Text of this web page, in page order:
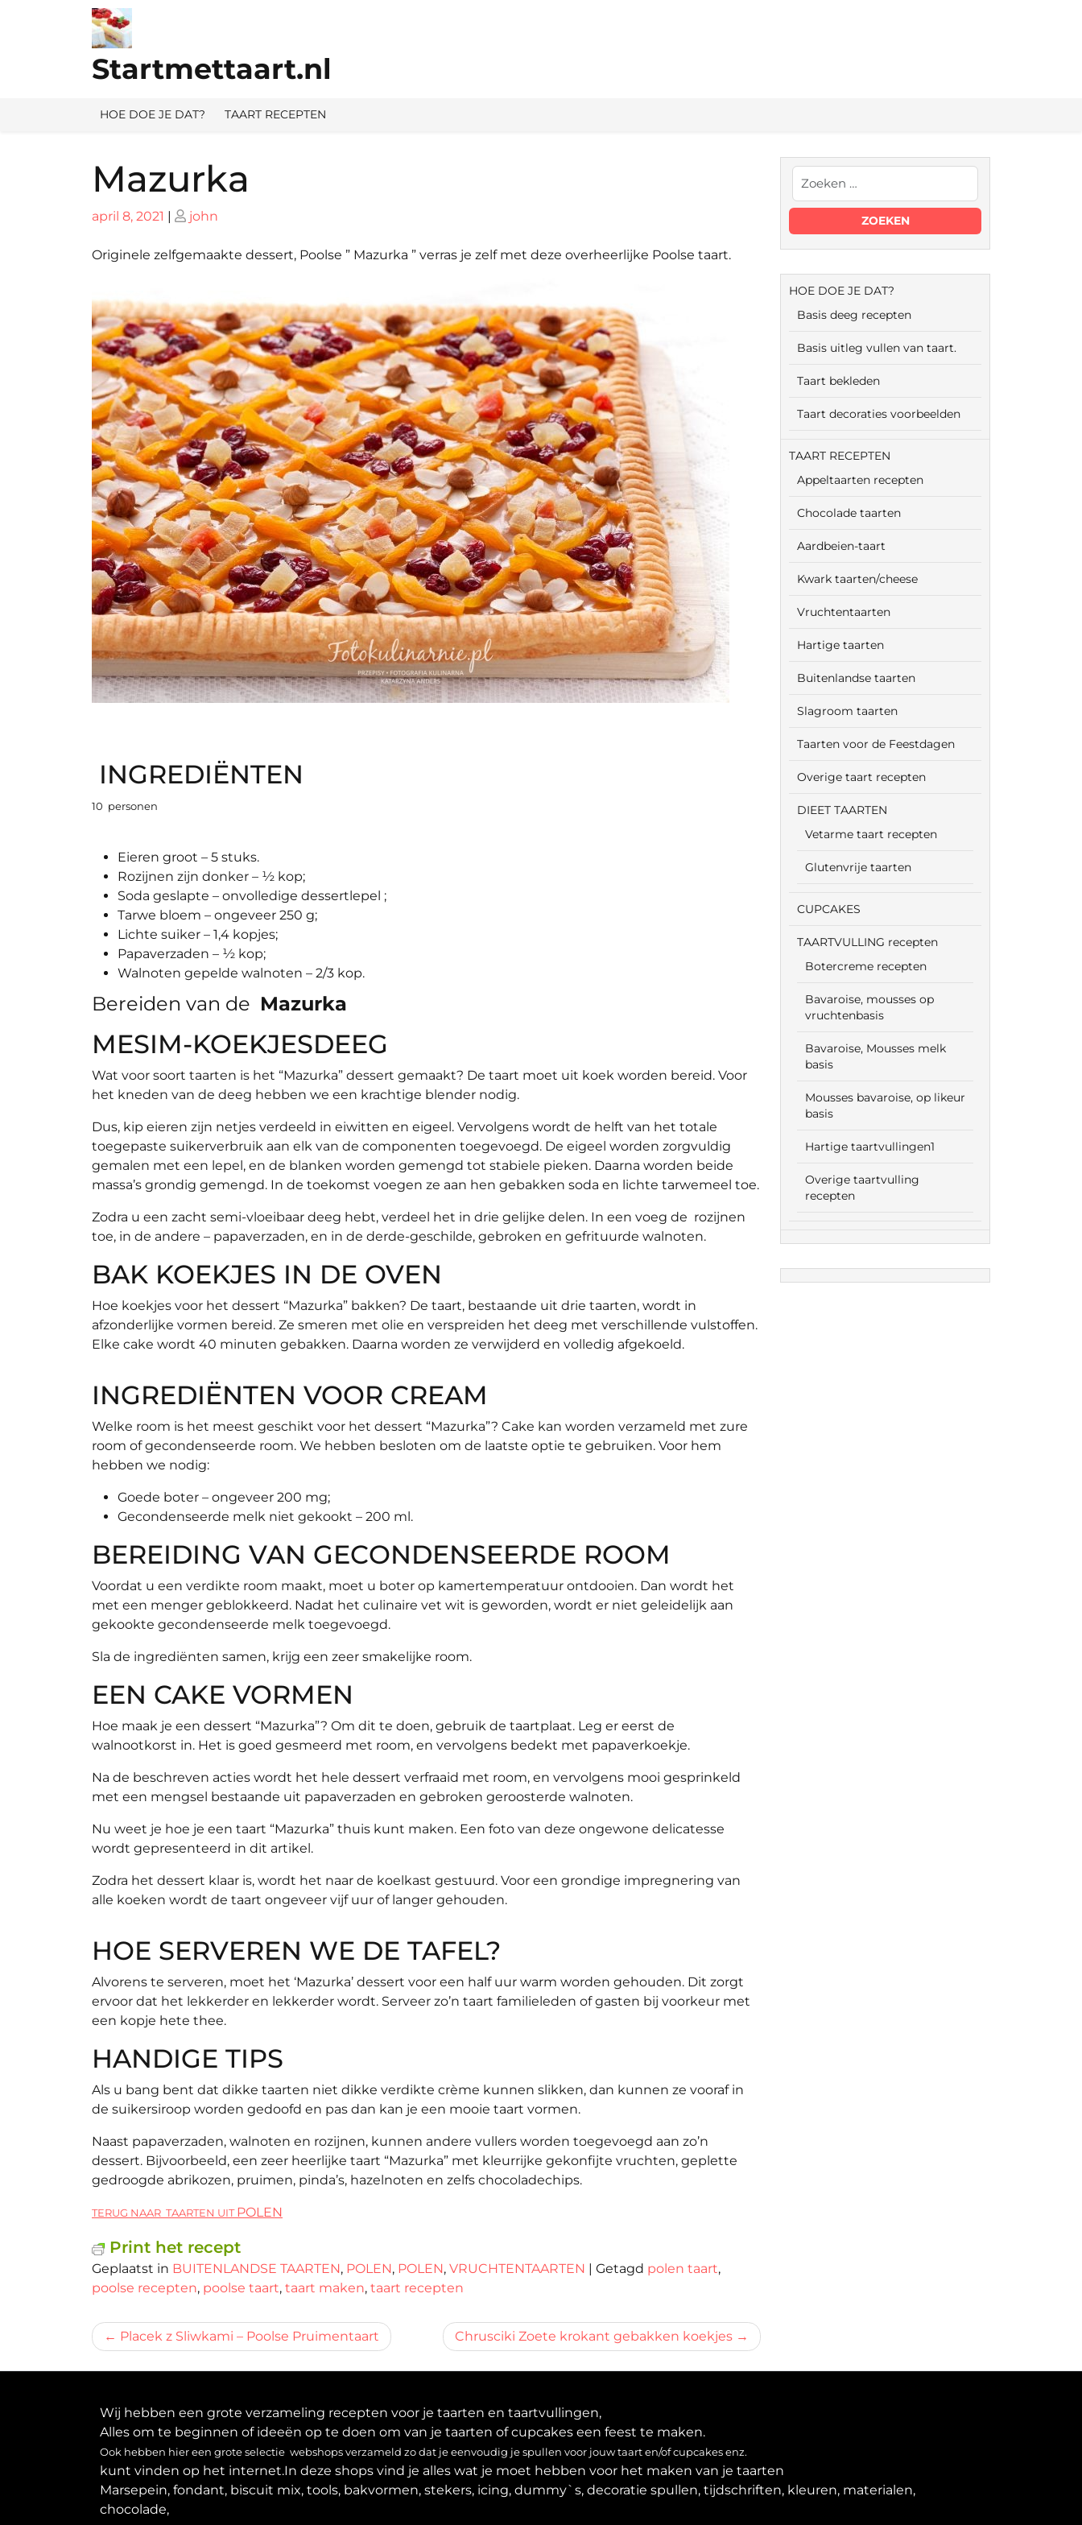
Startmettaart.nl
HOE DOE JE DAT? TAART RECEPTEN
Mazurka
Geplaatst
april 8, 2021 | Geplaatst
john
Originele zelfgemaakte dessert, Poolse ” Mazurka ” verras je zelf met deze overheerlijke Poolse taart.
INGREDIËNTEN
10 personen
Eieren groot – 5 stuks.
Rozijnen zijn donker – ½ kop;
Soda geslapte – onvolledige dessertlepel ;
Tarwe bloem – ongeveer 250 g;
Lichte suiker – 1,4 kopjes;
Papaverzaden – ½ kop;
Walnoten gepelde walnoten – 2/3 kop.
Bereiden van de Mazurka
MESIM-KOEKJESDEEG
Wat voor soort taarten is het “Mazurka” dessert gemaakt? De taart moet uit koek worden bereid. Voor
het kneden van de deeg hebben we een krachtige blender nodig.
Dus, kip eieren zijn netjes verdeeld in eiwitten en eigeel. Vervolgens wordt de helft van het totale
toegepaste suikerverbruik aan elk van de componenten toegevoegd. De eigeel worden zorgvuldig
gemalen met een lepel, en de blanken worden gemengd tot stabiele pieken. Daarna worden beide
massa’s grondig gemengd. In de toekomst voegen ze aan hen gebakken soda en lichte tarwemeel toe.
Zodra u een zacht semi-vloeibaar deeg hebt, verdeel het in drie gelijke delen. In een voeg de rozijnen
toe, in de andere – papaverzaden, en in de derde-geschilde, gebroken en gefrituurde walnoten.
BAK KOEKJES IN DE OVEN
Hoe koekjes voor het dessert “Mazurka” bakken? De taart, bestaande uit drie taarten, wordt in
afzonderlijke vormen bereid. Ze smeren met olie en verspreiden het deeg met verschillende vulstoffen.
Elke cake wordt 40 minuten gebakken. Daarna worden ze verwijderd en volledig afgekoeld.
INGREDIËNTEN VOOR CREAM
Welke room is het meest geschikt voor het dessert “Mazurka”? Cake kan worden verzameld met zure
room of gecondenseerde room. We hebben besloten om de laatste optie te gebruiken. Voor hem
hebben we nodig:
Goede boter – ongeveer 200 mg;
Gecondenseerde melk niet gekookt – 200 ml.
BEREIDING VAN GECONDENSEERDE ROOM
Voordat u een verdikte room maakt, moet u boter op kamertemperatuur ontdooien. Dan wordt het
met een menger geblokkeerd. Nadat het culinaire vet wit is geworden, wordt er niet geleidelijk aan
gekookte gecondenseerde melk toegevoegd.
Sla de ingrediënten samen, krijg een zeer smakelijke room.
EEN CAKE VORMEN
Hoe maak je een dessert “Mazurka”? Om dit te doen, gebruik de taartplaat. Leg er eerst de
walnootkorst in. Het is goed gesmeerd met room, en vervolgens bedekt met papaverkoekje.
Na de beschreven acties wordt het hele dessert verfraaid met room, en vervolgens mooi gesprinkeld
met een mengsel bestaande uit papaverzaden en gebroken geroosterde walnoten.
Nu weet je hoe je een taart “Mazurka” thuis kunt maken. Een foto van deze ongewone delicatesse
wordt gepresenteerd in dit artikel.
Zodra het dessert klaar is, wordt het naar de koelkast gestuurd. Voor een grondige impregnering van
alle koeken wordt de taart ongeveer vijf uur of langer gehouden.
HOE SERVEREN WE DE TAFEL?
Alvorens te serveren, moet het ‘Mazurka’ dessert voor een half uur warm worden gehouden. Dit zorgt
ervoor dat het lekkerder en lekkerder wordt. Serveer zo’n taart familieleden of gasten bij voorkeur met
een kopje hete thee.
HANDIGE TIPS
Als u bang bent dat dikke taarten niet dikke verdikte crème kunnen slikken, dan kunnen ze vooraf in
de suikersiroop worden gedoofd en pas dan kan je een mooie taart vormen.
Naast papaverzaden, walnoten en rozijnen, kunnen andere vullers worden toegevoegd aan zo’n
dessert. Bijvoorbeeld, een zeer heerlijke taart “Mazurka” met kleurrijke gekonfijte vruchten, geplette
gedroogde abrikozen, pruimen, pinda’s, hazelnoten en zelfs chocoladechips.
TERUG NAAR TAARTEN UITPOLEN
Print het recept
Geplaatst in BUITENLANDSE TAARTEN, POLEN, POLEN, VRUCHTENTAARTEN | Getagd polen taart,
poolse recepten, poolse taart, taart maken, taart recepten
Bericht
navigatie
Placek z Sliwkami – Poolse Pruimentaart Chrusciki Zoete krokant gebakken koekjes
HOE DOE JE DAT?
Basis deeg recepten
Basis uitleg vullen van taart.
Taart bekleden
Taart decoraties voorbeelden
TAART RECEPTEN
Appeltaarten recepten
Chocolade taarten
Aardbeien-taart
Kwark taarten/cheese
Vruchtentaarten
Hartige taarten
Buitenlandse taarten
Slagroom taarten
Taarten voor de Feestdagen
Overige taart recepten
DIEET TAARTEN
Vetarme taart recepten
Glutenvrije taarten
CUPCAKES
TAARTVULLING recepten
Botercreme recepten
Bavaroise, mousses op
vruchtenbasis
Bavaroise, Mousses melk
basis
Mousses bavaroise, op likeur
basis
Hartige taartvullingen1
Overige taartvulling
recepten
Wij hebben een grote verzameling recepten voor je taarten en taartvullingen,
Alles om te beginnen of ideeën op te doen om van je taarten of cupcakes een feest te maken.
Ook hebben hier een grote selectie webshops verzameld zo dat je eenvoudig je spullen voor jouw taart en/of cupcakes enz.
kunt vinden op het internet.In deze shops vind je alles wat je moet hebben voor het maken van je taarten
Marsepein, fondant, biscuit mix, tools, bakvormen, stekers, icing, dummy`s, decoratie spullen, tijdschriften, kleuren, materialen,
chocolade,